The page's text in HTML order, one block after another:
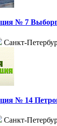
№ 7
Санкт-
№ 14
Санкт-